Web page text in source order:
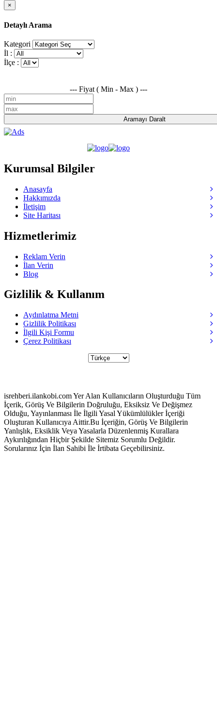
×
Detaylı Arama
Kategori
İl :
İlçe :
--- Fiyat ( Min - Max ) ---
Kurumsal Bilgiler
Anasayfa
Hakkımızda
İletişim
Site Haritası
Hizmetlerimiz
Reklam Verin
İlan Verin
Blog
Gizlilik & Kullanım
Aydınlatma Metni
Gizlilik Politikası
İlgili Kişi Formu
Çerez Politikası
isrehberi.ilankobi.com Yer Alan Kullanıcıların Oluşturduğu Tüm
İçerik, Görüş Ve Bilgilerin Doğruluğu, Eksiksiz Ve Değişmez
Olduğu, Yayınlanması İle İlgili Yasal Yükümlülükler İçeriği
Oluşturan Kullanıcıya Aittir.Bu İçeriğin, Görüş Ve Bilgilerin
Yanlışlık, Eksiklik Veya Yasalarla Düzenlenmiş Kurallara
Aykırılığından Hiçbir Şekilde Sitemiz Sorumlu Değildir.
Sorularınız İçin İlan Sahibi İle İrtibata Geçebilirsiniz.